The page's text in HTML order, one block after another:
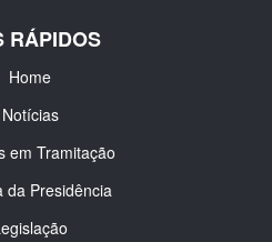
RÁPIDOS
Home
Notícias
em Tramitação
da Presidência